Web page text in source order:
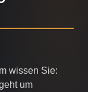
wissen Sie:
um